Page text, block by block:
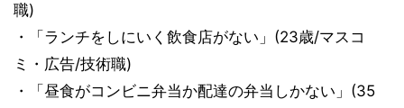
職)
・「ランチをしにいく飲食店がない」(23歳/マスコ
ミ・広告/技術職)
・「昼食がコンビニ弁当か配達の弁当しかない」(35